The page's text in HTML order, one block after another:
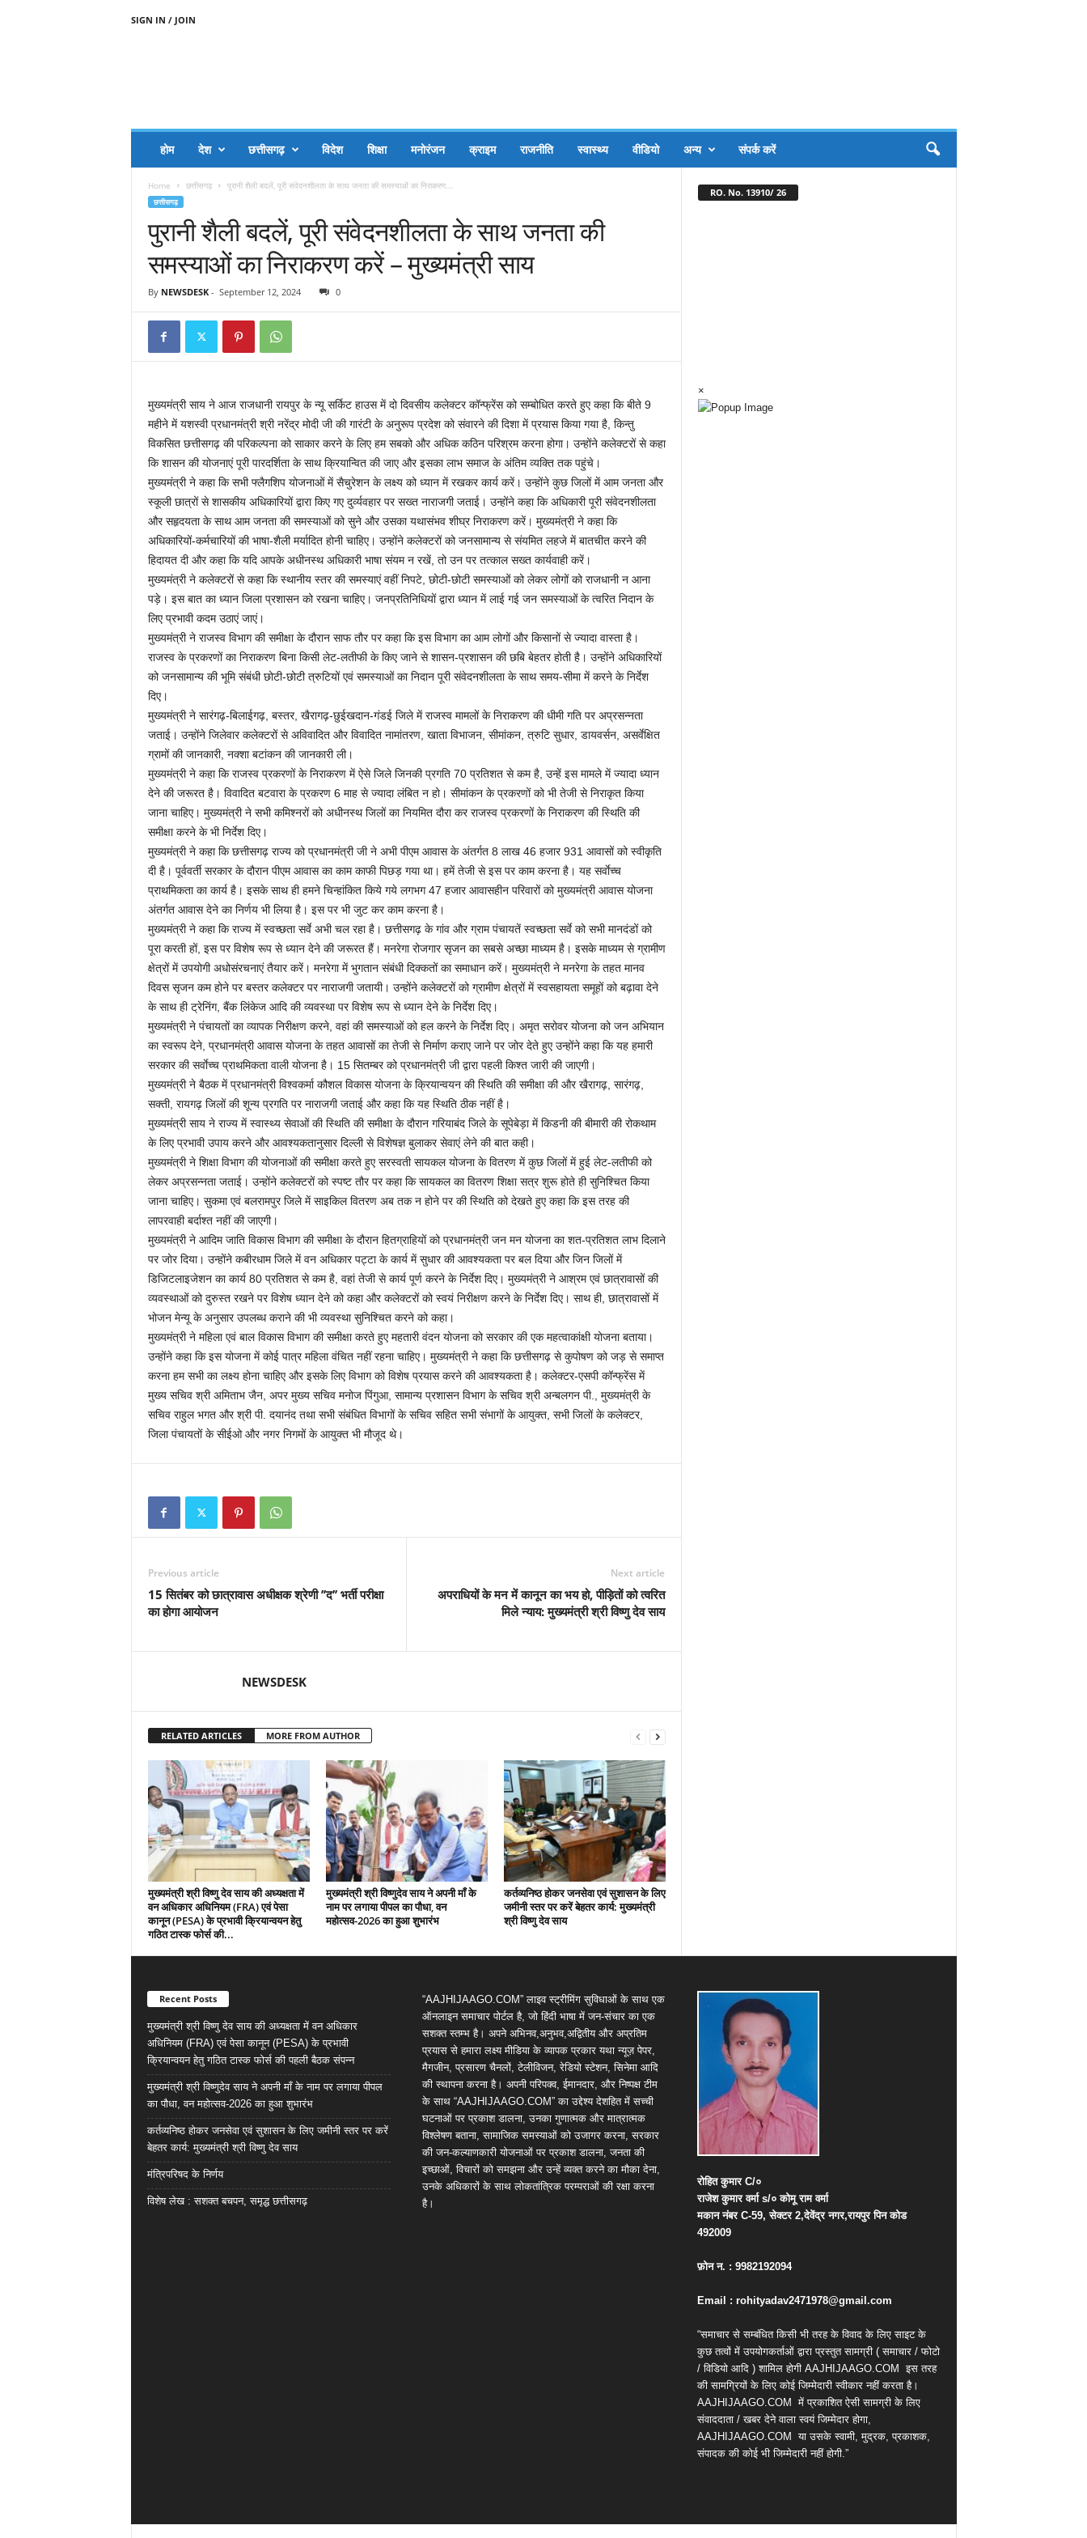
SIGN IN / JOIN
होम देश छत्तीसगढ़ विदेश शिक्षा मनोरंजन क्राइम राजनीति स्वास्थ्य वीडियो अन्य संपर्क करें
Home छत्तीसगढ़ पुरानी शैली बदलें, पूरी संवेदनशीलता के साथ जनता की समस्याओं का निराकरण...
छत्तीसगढ़
पुरानी शैली बदलें, पूरी संवेदनशीलता के साथ जनता की
समस्याओं का निराकरण करें – मुख्यमंत्री साय
By NEWSDESK- September 12, 2024 0
मुख्यमंत्री साय ने आज राजधानी रायपुर के न्यू सर्किट हाउस में दो दिवसीय कलेक्टर कॉन्फ्रेंस को सम्बोधित करते हुए कहा कि बीते 9
महीने में यशस्वी प्रधानमंत्री श्री नरेंद्र मोदी जी की गारंटी के अनुरूप प्रदेश को संवारने की दिशा में प्रयास किया गया है, किन्तु
विकसित छत्तीसगढ़ की परिकल्पना को साकार करने के लिए हम सबको और अधिक कठिन परिश्रम करना होगा। उन्होंने कलेक्टरों से कहा
कि शासन की योजनाएं पूरी पारदर्शिता के साथ क्रियान्वित की जाए और इसका लाभ समाज के अंतिम व्यक्ति तक पहुंचे।
मुख्यमंत्री ने कहा कि सभी फ्लैगशिप योजनाओं में सैचुरेशन के लक्ष्य को ध्यान में रखकर कार्य करें। उन्होंने कुछ जिलों में आम जनता और
स्कूली छात्रों से शासकीय अधिकारियों द्वारा किए गए दुर्व्यवहार पर सख्त नाराजगी जताई। उन्होंने कहा कि अधिकारी पूरी संवेदनशीलता
और सहृदयता के साथ आम जनता की समस्याओं को सुने और उसका यथासंभव शीघ्र निराकरण करें। मुख्यमंत्री ने कहा कि
अधिकारियों-कर्मचारियों की भाषा-शैली मर्यादित होनी चाहिए। उन्होंने कलेक्टरों को जनसामान्य से संयमित लहजे में बातचीत करने की
हिदायत दी और कहा कि यदि आपके अधीनस्थ अधिकारी भाषा संयम न रखें, तो उन पर तत्काल सख्त कार्यवाही करें।
मुख्यमंत्री ने कलेक्टरों से कहा कि स्थानीय स्तर की समस्याएं वहीं निपटे, छोटी-छोटी समस्याओं को लेकर लोगों को राजधानी न आना
पड़े। इस बात का ध्यान जिला प्रशासन को रखना चाहिए। जनप्रतिनिधियों द्वारा ध्यान में लाई गई जन समस्याओं के त्वरित निदान के
लिए प्रभावी कदम उठाएं जाएं।
मुख्यमंत्री ने राजस्व विभाग की समीक्षा के दौरान साफ तौर पर कहा कि इस विभाग का आम लोगों और किसानों से ज्यादा वास्ता है।
राजस्व के प्रकरणों का निराकरण बिना किसी लेट-लतीफी के किए जाने से शासन-प्रशासन की छबि बेहतर होती है। उन्होंने अधिकारियों
को जनसामान्य की भूमि संबंधी छोटी-छोटी त्रुटियों एवं समस्याओं का निदान पूरी संवेदनशीलता के साथ समय-सीमा में करने के निर्देश
दिए।
मुख्यमंत्री ने सारंगढ़-बिलाईगढ़, बस्तर, खैरागढ़-छुईखदान-गंडई जिले में राजस्व मामलों के निराकरण की धीमी गति पर अप्रसन्नता
जताई। उन्होंने जिलेवार कलेक्टरों से अविवादित और विवादित नामांतरण, खाता विभाजन, सीमांकन, त्रुटि सुधार, डायवर्सन, असर्वेक्षित
ग्रामों की जानकारी, नक्शा बटांकन की जानकारी ली।
मुख्यमंत्री ने कहा कि राजस्व प्रकरणों के निराकरण में ऐसे जिले जिनकी प्रगति 70 प्रतिशत से कम है, उन्हें इस मामले में ज्यादा ध्यान
देने की जरूरत है। विवादित बटवारा के प्रकरण 6 माह से ज्यादा लंबित न हो। सीमांकन के प्रकरणों को भी तेजी से निराकृत किया
जाना चाहिए। मुख्यमंत्री ने सभी कमिश्नरों को अधीनस्थ जिलों का नियमित दौरा कर राजस्व प्रकरणों के निराकरण की स्थिति की
समीक्षा करने के भी निर्देश दिए।
मुख्यमंत्री ने कहा कि छत्तीसगढ़ राज्य को प्रधानमंत्री जी ने अभी पीएम आवास के अंतर्गत 8 लाख 46 हजार 931 आवासों को स्वीकृति
दी है। पूर्ववर्ती सरकार के दौरान पीएम आवास का काम काफी पिछड़ गया था। हमें तेजी से इस पर काम करना है। यह सर्वाेच्च
प्राथमिकता का कार्य है। इसके साथ ही हमने चिन्हांकित किये गये लगभग 47 हजार आवासहीन परिवारों को मुख्यमंत्री आवास योजना
अंतर्गत आवास देने का निर्णय भी लिया है। इस पर भी जुट कर काम करना है।
मुख्यमंत्री ने कहा कि राज्य में स्वच्छता सर्वे अभी चल रहा है। छत्तीसगढ़ के गांव और ग्राम पंचायतें स्वच्छता सर्वे को सभी मानदंडों को
पूरा करती हों, इस पर विशेष रूप से ध्यान देने की जरूरत हैं। मनरेगा रोजगार सृजन का सबसे अच्छा माध्यम है। इसके माध्यम से ग्रामीण
क्षेत्रों में उपयोगी अधोसंरचनाएं तैयार करें। मनरेगा में भुगतान संबंधी दिक्कतों का समाधान करें। मुख्यमंत्री ने मनरेगा के तहत मानव
दिवस सृजन कम होने पर बस्तर कलेक्टर पर नाराजगी जतायी। उन्होंने कलेक्टरों को ग्रामीण क्षेत्रों में स्वसहायता समूहों को बढ़ावा देने
के साथ ही ट्रेनिंग, बैंक लिंकेज आदि की व्यवस्था पर विशेष रूप से ध्यान देने के निर्देश दिए।
मुख्यमंत्री ने पंचायतों का व्यापक निरीक्षण करने, वहां की समस्याओं को हल करने के निर्देश दिए। अमृत सरोवर योजना को जन अभियान
का स्वरूप देने, प्रधानमंत्री आवास योजना के तहत आवासों का तेजी से निर्माण कराए जाने पर जोर देते हुए उन्होंने कहा कि यह हमारी
सरकार की सर्वाेच्च प्राथमिकता वाली योजना है। 15 सितम्बर को प्रधानमंत्री जी द्वारा पहली किश्त जारी की जाएगी।
मुख्यमंत्री ने बैठक में प्रधानमंत्री विश्वकर्मा कौशल विकास योजना के क्रियान्वयन की स्थिति की समीक्षा की और खैरागढ़, सारंगढ़,
सक्ती, रायगढ़ जिलों की शून्य प्रगति पर नाराजगी जताई और कहा कि यह स्थिति ठीक नहीं है।
मुख्यमंत्री साय ने राज्य में स्वास्थ्य सेवाओं की स्थिति की समीक्षा के दौरान गरियाबंद जिले के सूपेबेड़ा में किडनी की बीमारी की रोकथाम
के लिए प्रभावी उपाय करने और आवश्यकतानुसार दिल्ली से विशेषज्ञ बुलाकर सेवाएं लेने की बात कही।
मुख्यमंत्री ने शिक्षा विभाग की योजनाओं की समीक्षा करते हुए सरस्वती सायकल योजना के वितरण में कुछ जिलों में हुई लेट-लतीफी को
लेकर अप्रसन्नता जताई। उन्होंने कलेक्टरों को स्पष्ट तौर पर कहा कि सायकल का वितरण शिक्षा सत्र शुरू होते ही सुनिश्चित किया
जाना चाहिए। सुकमा एवं बलरामपुर जिले में साइकिल वितरण अब तक न होने पर की स्थिति को देखते हुए कहा कि इस तरह की
लापरवाही बर्दाश्त नहीं की जाएगी।
मुख्यमंत्री ने आदिम जाति विकास विभाग की समीक्षा के दौरान हितग्राहियों को प्रधानमंत्री जन मन योजना का शत-प्रतिशत लाभ दिलाने
पर जोर दिया। उन्होंने कबीरधाम जिले में वन अधिकार पट्टा के कार्य में सुधार की आवश्यकता पर बल दिया और जिन जिलों में
डिजिटलाइजेशन का कार्य 80 प्रतिशत से कम है, वहां तेजी से कार्य पूर्ण करने के निर्देश दिए। मुख्यमंत्री ने आश्रम एवं छात्रावासों की
व्यवस्थाओं को दुरुस्त रखने पर विशेष ध्यान देने को कहा और कलेक्टरों को स्वयं निरीक्षण करने के निर्देश दिए। साथ ही, छात्रावासों में
भोजन मेन्यू के अनुसार उपलब्ध कराने की भी व्यवस्था सुनिश्चित करने को कहा।
मुख्यमंत्री ने महिला एवं बाल विकास विभाग की समीक्षा करते हुए महतारी वंदन योजना को सरकार की एक महत्वाकांक्षी योजना बताया।
उन्होंने कहा कि इस योजना में कोई पात्र महिला वंचित नहीं रहना चाहिए। मुख्यमंत्री ने कहा कि छत्तीसगढ़ से कुपोषण को जड़ से समाप्त
करना हम सभी का लक्ष्य होना चाहिए और इसके लिए विभाग को विशेष प्रयास करने की आवश्यकता है। कलेक्टर-एसपी कॉन्फ्रेंस में
मुख्य सचिव श्री अमिताभ जैन, अपर मुख्य सचिव मनोज पिंगुआ, सामान्य प्रशासन विभाग के सचिव श्री अन्बलगन पी., मुख्यमंत्री के
सचिव राहुल भगत और श्री पी. दयानंद तथा सभी संबंधित विभागों के सचिव सहित सभी संभागों के आयुक्त, सभी जिलों के कलेक्टर,
जिला पंचायतों के सीईओ और नगर निगमों के आयुक्त भी मौजूद थे।
Previous article
15 सितंबर को छात्रावास अधीक्षक श्रेणी ’’द’’ भर्ती परीक्षा
का होगा आयोजन
Next article
अपराधियों के मन में कानून का भय हो, पीड़ितों को त्वरित
मिले न्याय: मुख्यमंत्री श्री विष्णु देव साय
NEWSDESK
RELATED ARTICLES MORE FROM AUTHOR
मुख्यमंत्री श्री विष्णु देव साय की अध्यक्षता में
वन अधिकार अधिनियम (FRA) एवं पेसा
कानून (PESA) के प्रभावी क्रियान्वयन हेतु
गठित टास्क फोर्स की...
मुख्यमंत्री श्री विष्णुदेव साय ने अपनी माँ के
नाम पर लगाया पीपल का पौधा, वन
महोत्सव-2026 का हुआ शुभारंभ
कर्तव्यनिष्ठ होकर जनसेवा एवं सुशासन के लिए
जमीनी स्तर पर करें बेहतर कार्य: मुख्यमंत्री
श्री विष्णु देव साय
RO. No. 13910/ 26
×
Recent Posts
मुख्यमंत्री श्री विष्णु देव साय की अध्यक्षता में वन अधिकार
अधिनियम (FRA) एवं पेसा कानून (PESA) के प्रभावी
क्रियान्वयन हेतु गठित टास्क फोर्स की पहली बैठक संपन्न
मुख्यमंत्री श्री विष्णुदेव साय ने अपनी माँ के नाम पर लगाया पीपल
का पौधा, वन महोत्सव-2026 का हुआ शुभारंभ
कर्तव्यनिष्ठ होकर जनसेवा एवं सुशासन के लिए जमीनी स्तर पर करें
बेहतर कार्य: मुख्यमंत्री श्री विष्णु देव साय
मंत्रिपरिषद के निर्णय
विशेष लेख : सशक्त बचपन, समृद्ध छत्तीसगढ़
“AAJHIJAAGO.COM” लाइव स्ट्रीमिंग सुविधाओं के साथ एक
ऑनलाइन समाचार पोर्टल है, जो हिंदी भाषा में जन-संचार का एक
सशक्त स्तम्भ है। अपने अभिनव,अनुभव,अद्वितीय और अप्रतिम
प्रयास से हमारा लक्ष्य मीडिया के व्यापक प्रकार यथा न्यूज़ पेपर,
मैगजीन, प्रसारण चैनलों, टेलीविजन, रेडियो स्टेशन, सिनेमा आदि
की स्थापना करना है। अपनी परिपक्व, ईमानदार, और निष्पक्ष टीम
के साथ “AAJHIJAAGO.COM” का उद्देश्य देशहित में सच्ची
घटनाओं पर प्रकाश डालना, उनका गुणात्मक और मात्रात्मक
विश्लेषण बताना, सामाजिक समस्याओं को उजागर करना, सरकार
की जन-कल्याणकारी योजनाओं पर प्रकाश डालना, जनता की
इच्छाओं, विचारों को समझना और उन्हें व्यक्त करने का मौका देना,
उनके अधिकारों के साथ लोकतांत्रिक परम्पराओं की रक्षा करना
है।
रोहित कुमारC/०
राजेश कुमार वर्माs/० कोमू राम वर्मा
मकान नंबरC-59,सेक्टर2,देवेंद्र नगर,रायपुर पिन कोड
492009
फ़ोन न. : 9982192094
Email : rohityadav2471978@gmail.com
“समाचार से सम्बंधित किसी भी तरह के विवाद के लिए साइट के
कुछ तत्वों में उपयोगकर्ताओं द्वारा प्रस्तुत सामग्री ( समाचार / फोटो
/ विडियो आदि ) शामिल होगी AAJHIJAAGO.COM इस तरह
की सामग्रियों के लिए कोई जिम्मेदारी स्वीकार नहीं करता है।
AAJHIJAAGO.COM में प्रकाशित ऐसी सामग्री के लिए
संवाददाता / खबर देने वाला स्वयं जिम्मेदार होगा,
AAJHIJAAGO.COM
या उसके स्वामी, मुद्रक, प्रकाशक,
संपादक की कोई भी जिम्मेदारी नहीं होगी.”